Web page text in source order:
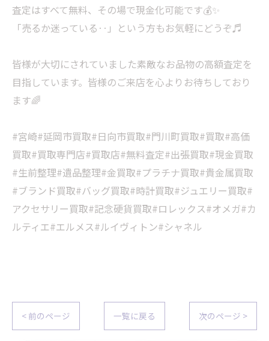
査定はすべて無料、その場で現金化可能です💰✨
「売るか迷っている‥」という方もお気軽にどうぞ♬
皆様が大切にされていました素敵なお品物の高額査定を
目指しています。皆様のご来店を心よりお待ちしており
ます🌈
#宮崎#延岡市買取#日向市買取#門川町買取#買取#高価
買取#買取専門店#買取店#無料査定#出張買取#現金買取
#生前整理#遺品整理#金買取#プラチナ買取#貴金属買取
#ブランド買取#バッグ買取#時計買取#ジュエリー買取#
アクセサリー買取#記念硬貨買取#ロレックス#オメガ#カ
ルティエ#エルメス#ルイヴィトン#シャネル
< 前のページ 一覧に戻る 次のページ >